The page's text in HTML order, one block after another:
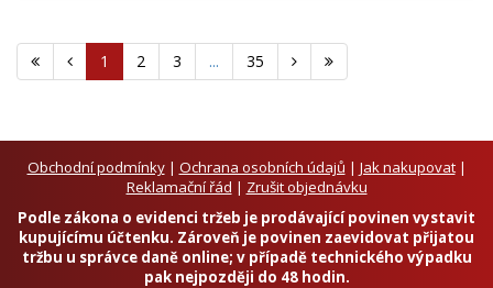
1 2 3 ... 35
Obchodní podmínky| Ochrana osobních údajů | Jak nakupovat|
Reklamační řád | Zrušit objednávku
Podle zákona o evidenci tržeb je prodávající povinen vystavit
kupujícímu účtenku. Zároveň je povinen zaevidovat přijatou
tržbu u správce daně online; v případě technického výpadku
pak nejpozději do 48 hodin.